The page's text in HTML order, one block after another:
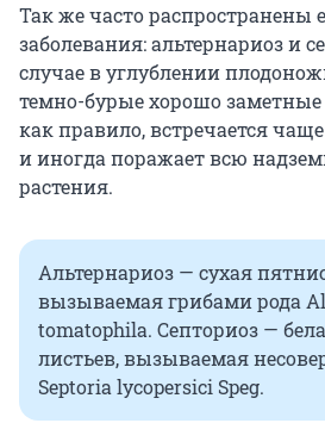
Так же часто распространены
заболевания: альтернариоз и
случае в углублении
темно-бурые хорошо заметные
как правило, встречается
и иногда поражает всю
растения.
Альтернариоз — сухая
вызываемая грибами рода
tomatophila. Септориоз —
листьев, вызываемая
Septoria lycopersici Speg.